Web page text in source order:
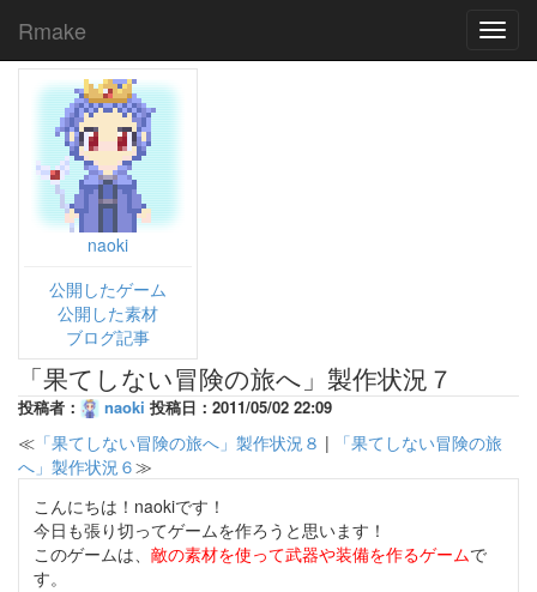
Rmake
naoki
公開したゲーム
公開した素材
ブログ記事
「果てしない冒険の旅へ」製作状況７
投稿者： naoki 投稿日：2011/05/02 22:09
≪ 「果てしない冒険の旅へ」製作状況８ |
「果てしない冒険の旅
へ」製作状況６≫
こんにちは！naokiです！
今日も張り切ってゲームを作ろうと思います！
このゲームは、 敵の素材を使って武器や装備を作るゲームで
す。